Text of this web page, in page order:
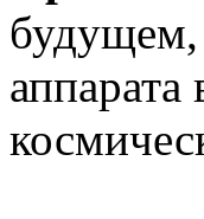
будущем,
аппарата